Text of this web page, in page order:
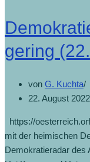
gering
von G. Kuchta
22. August 2022
https://
mit der heimischen
Demokratieradar des